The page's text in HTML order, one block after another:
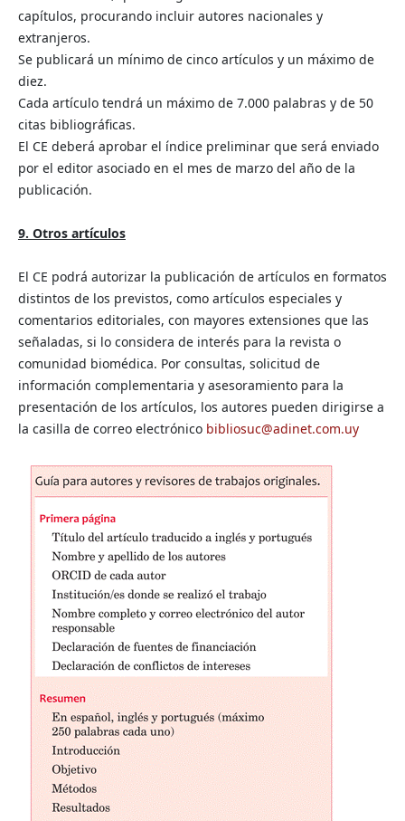
capítulos, procurando incluir autores nacionales y
extranjeros.
Se publicará un mínimo de cinco artículos y un máximo de
diez.
Cada artículo tendrá un máximo de 7.000 palabras y de 50
citas bibliográficas.
El CE deberá aprobar el índice preliminar que será enviado
por el editor asociado en el mes de marzo del año de la
publicación.
9. Otros artículos
El CE podrá autorizar la publicación de artículos en formatos
distintos de los previstos, como artículos especiales y
comentarios editoriales, con mayores extensiones que las
señaladas, si lo considera de interés para la revista o
comunidad biomédica. Por consultas, solicitud de
información complementaria y asesoramiento para la
presentación de los artículos, los autores pueden dirigirse a
la casilla de correo electrónico bibliosuc@adinet.com.uy